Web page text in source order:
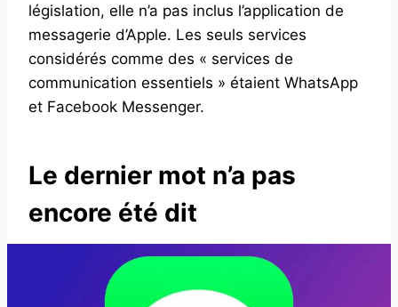
législation, elle n’a pas inclus l’application de
messagerie d’Apple. Les seuls services
considérés comme des « services de
communication essentiels » étaient WhatsApp
et Facebook Messenger.
Le dernier mot n’a pas
encore été dit